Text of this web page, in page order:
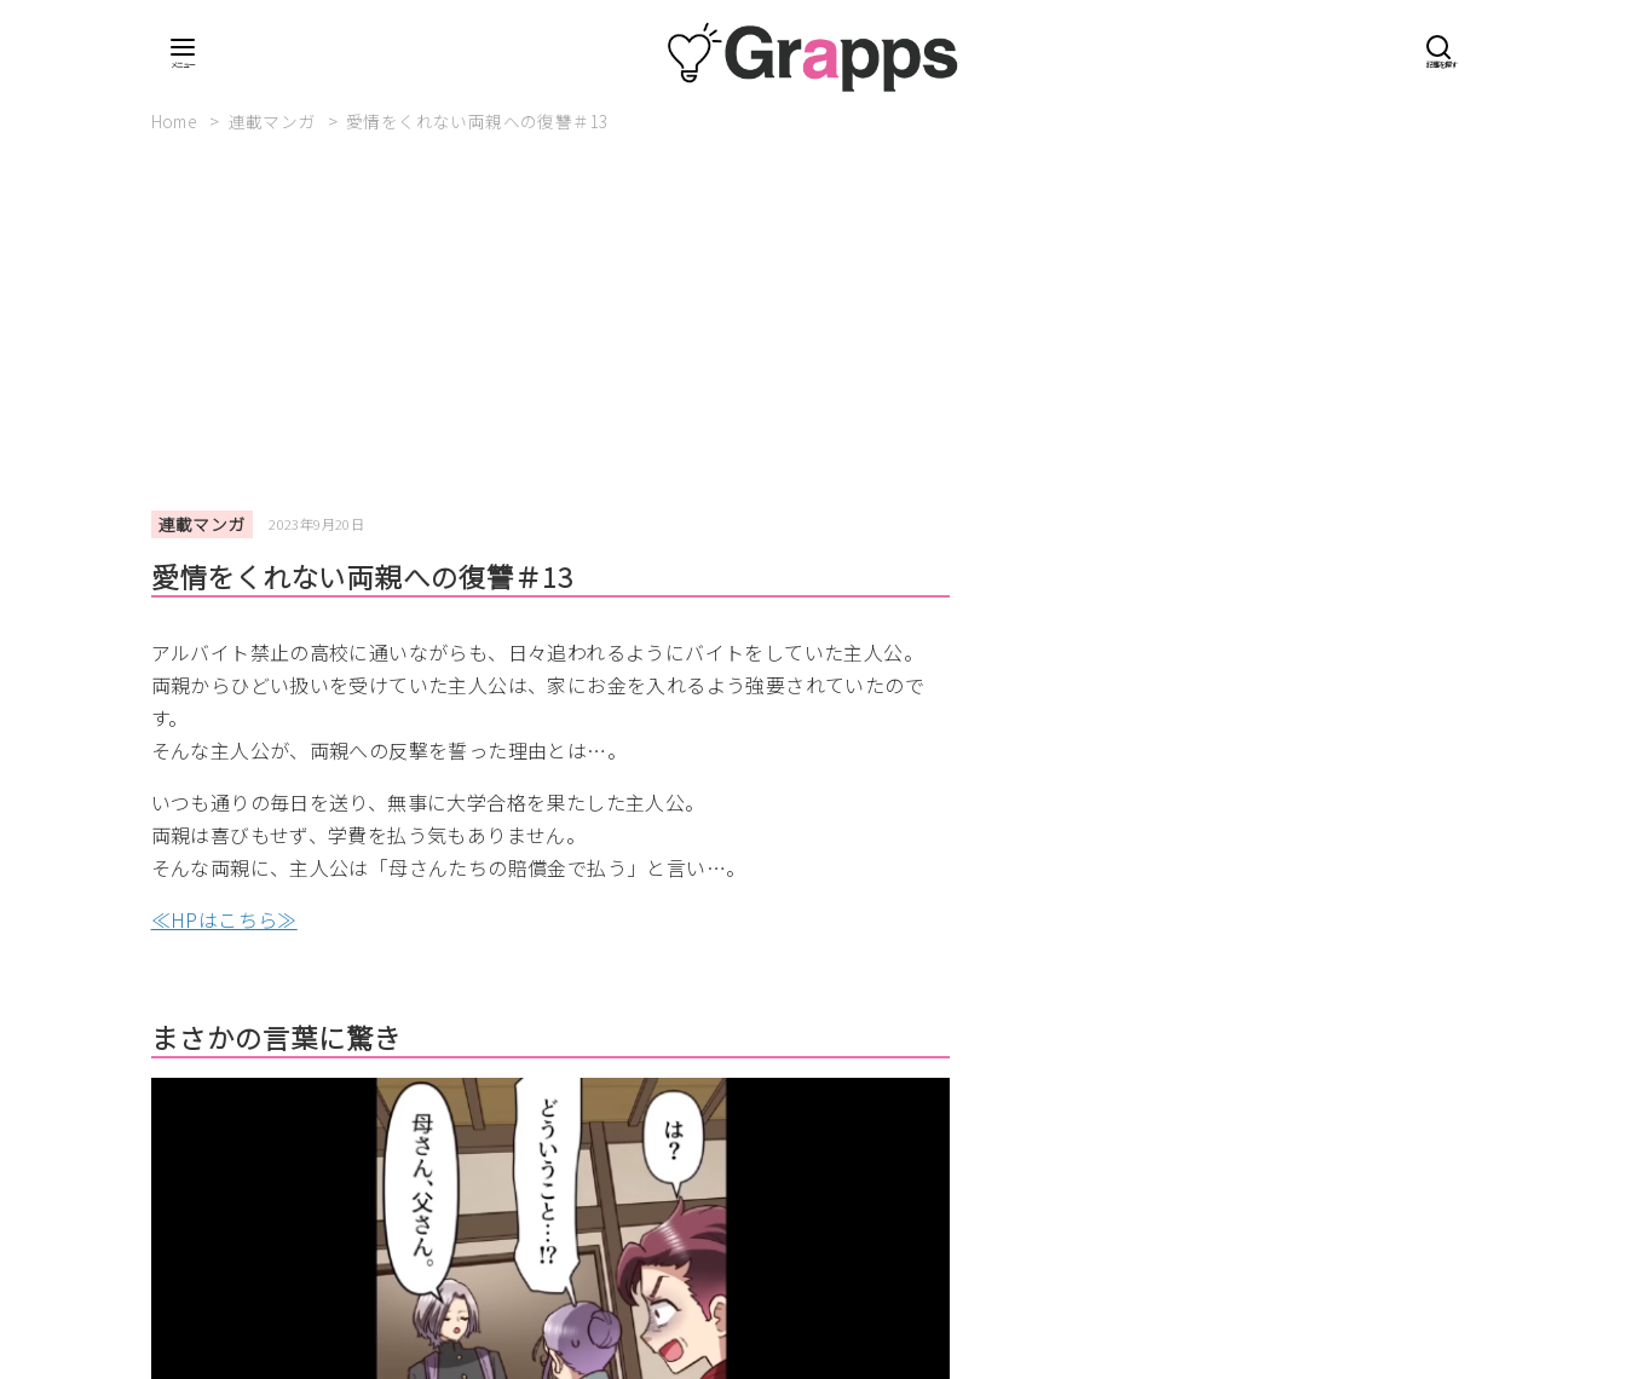
Home 連載マンガ 愛情をくれない両親への復讐＃13
連載マンガ 2023年9月20日
愛情をくれない両親への復讐＃13
アルバイト禁止の高校に通いながらも、日々追われるようにバイトをしていた主人公。
両親からひどい扱いを受けていた主人公は、家にお金を入れるよう強要されていたので
す。
そんな主人公が、両親への反撃を誓った理由とは…。
いつも通りの毎日を送り、無事に大学合格を果たした主人公。
両親は喜びもせず、学費を払う気もありません。
そんな両親に、主人公は「母さんたちの賠償金で払う」と言い…。
≪HPはこちら≫
まさかの言葉に驚き